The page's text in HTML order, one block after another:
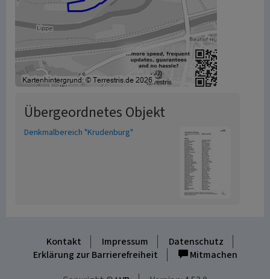
Übergeordnetes Objekt
Denkmalbereich "Krudenburg"
Kontakt Impressum
Datenschutz
Erklärung zur Barrierefreiheit
Mitmachen